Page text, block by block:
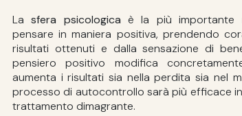
Lasfera psicologica è la più importante
pensare in maniera positiva, prendendo
risultati ottenuti e dalla sensazione di
pensiero positivo modifica
aumenta i risultati sia nella perdita sia nel
processo di autocontrollo sarà più efficace
trattamento dimagrante.